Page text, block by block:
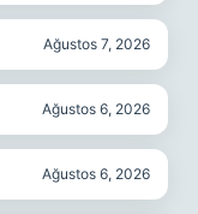
Ağustos 7, 2026
Ağustos 6, 2026
Ağustos 6, 2026